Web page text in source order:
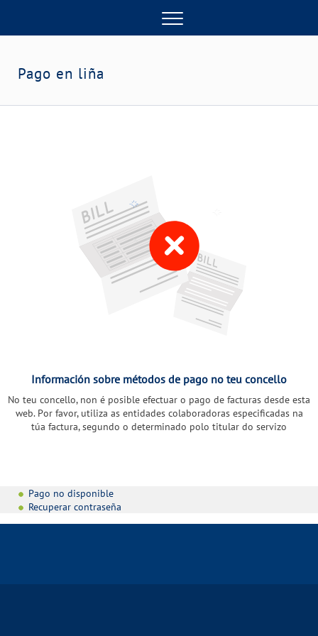
Menu
Pago en liña
Información sobre métodos de pago no teu concello
No teu concello, non é posible efectuar o pago de facturas desde esta
web. Por favor, utiliza as entidades colaboradoras especificadas na
túa factura, segundo o determinado polo titular do servizo
Pago no disponible
Recuperar contraseña